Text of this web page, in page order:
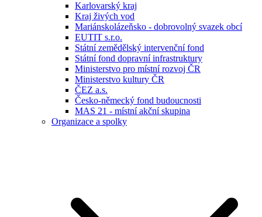
Karlovarský kraj
Kraj živých vod
Mariánskolázeňsko - dobrovolný svazek obcí
EUTIT s.r.o.
Státní zemědělský intervenční fond
Státní fond dopravní infrastruktury
Ministerstvo pro místní rozvoj ČR
Ministerstvo kultury ČR
ČEZ a.s.
Česko-německý fond budoucnosti
MAS 21 - místní akční skupina
Organizace a spolky